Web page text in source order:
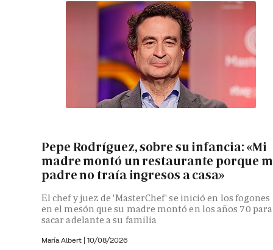
Pepe Rodríguez, sobre su infancia: «Mi
madre montó un restaurante porque
padre no traía ingresos a casa»
El chef y juez de 'MasterChef' se inició en los fogones
en el mesón que su madre montó en los años 70 para
sacar adelante a su familia
María Albert | 10/08/2026